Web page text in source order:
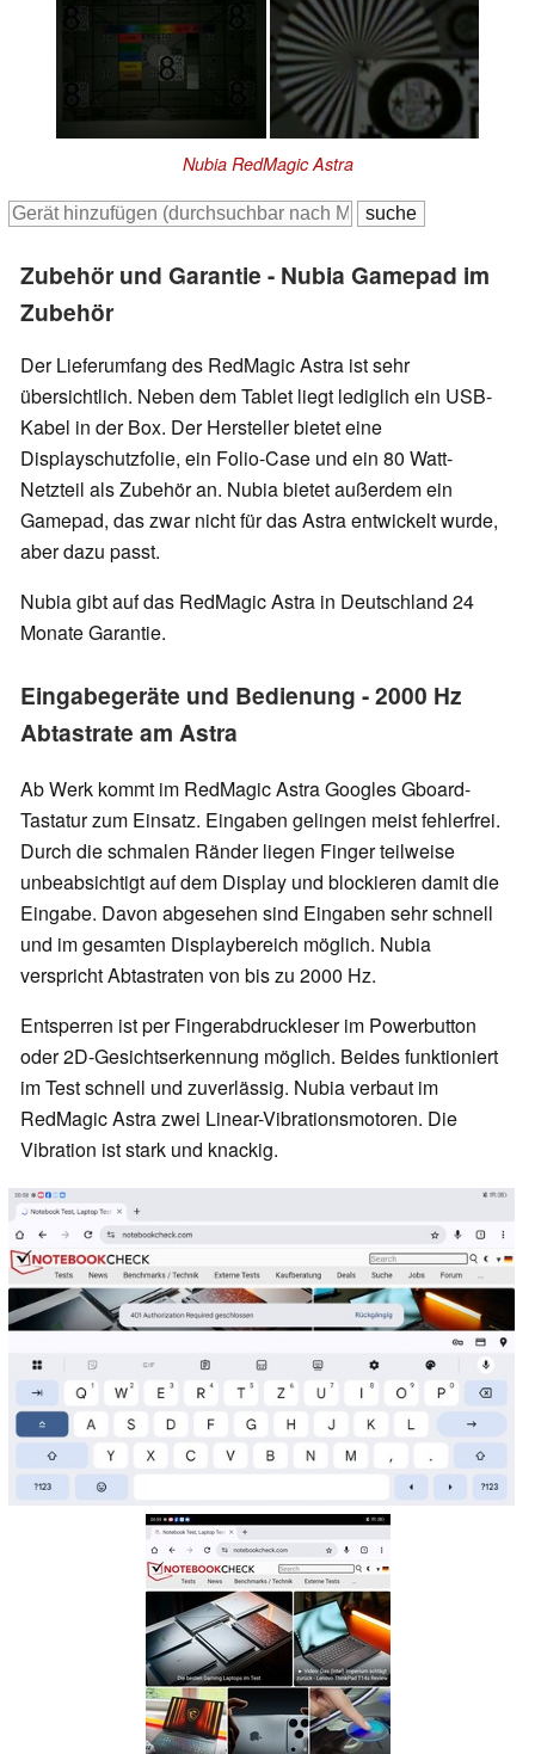
Nubia RedMagic Astra
Zubehör und Garantie - Nubia Gamepad im
Zubehör
Der Lieferumfang des RedMagic Astra ist sehr
übersichtlich. Neben dem Tablet liegt lediglich ein USB-
Kabel in der Box. Der Hersteller bietet eine
Displayschutzfolie, ein Folio-Case und ein 80 Watt-
Netzteil als Zubehör an. Nubia bietet außerdem ein
Gamepad, das zwar nicht für das Astra entwickelt wurde,
aber dazu passt.
Nubia gibt auf das RedMagic Astra in Deutschland 24
Monate Garantie.
Eingabegeräte und Bedienung - 2000 Hz
Abtastrate am Astra
Ab Werk kommt im RedMagic Astra Googles Gboard-
Tastatur zum Einsatz. Eingaben gelingen meist fehlerfrei.
Durch die schmalen Ränder liegen Finger teilweise
unbeabsichtigt auf dem Display und blockieren damit die
Eingabe. Davon abgesehen sind Eingaben sehr schnell
und im gesamten Displaybereich möglich. Nubia
verspricht Abtastraten von bis zu 2000 Hz.
Entsperren ist per Fingerabdruckleser im Powerbutton
oder 2D-Gesichtserkennung möglich. Beides funktioniert
im Test schnell und zuverlässig. Nubia verbaut im
RedMagic Astra zwei Linear-Vibrationsmotoren. Die
Vibration ist stark und knackig.